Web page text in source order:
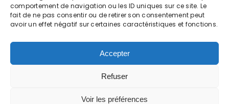
comportement de navigation ou les ID uniques sur ce site. Le
fait de ne pas consentir ou de retirer son consentement peut
avoir un effet négatif sur certaines caractéristiques et fonctions.
Accepter
Refuser
Voir les préférences
Informations légales
Politique de cookies (UE)
tous droits réservés